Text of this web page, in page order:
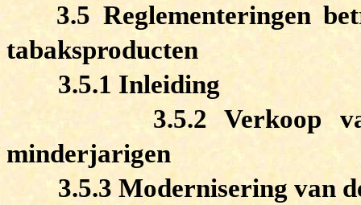
3.5 Reglementeringen
tabaksproducten
3.5.1 Inleiding
3.5.2 Verkoop
minderjarigen
3.5.3 Modernisering van